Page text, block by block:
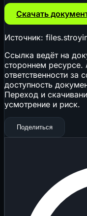
Скачать
Источник:
Ссылка ведёт на
стороннем ресурсе.
ответственности за
доступность
Переход и
усмотрение и риск.
Поделиться